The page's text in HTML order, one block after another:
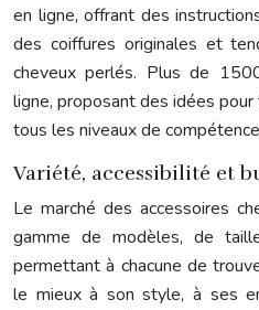
en ligne, offrant des
des coiffures originales et
cheveux perlés. Plus de
ligne, proposant des idées
tous les niveaux de
Variété, accessibilité et
Le marché des accessoires
gamme de modèles, de
permettant à chacune de
le mieux à son style, à ses